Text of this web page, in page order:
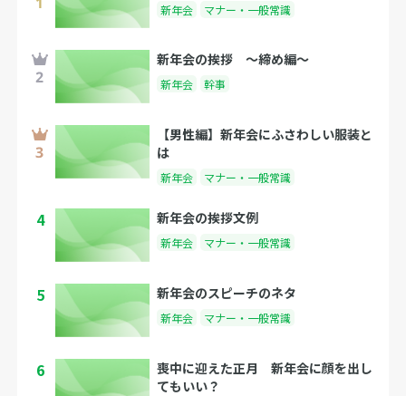
新年会 マナー・一般常識
新年会の挨拶 〜締め編〜
新年会 幹事
【男性編】新年会にふさわしい服装と
は
新年会 マナー・一般常識
4 新年会の挨拶文例
新年会 マナー・一般常識
5 新年会のスピーチのネタ
新年会 マナー・一般常識
6
喪中に迎えた正月 新年会に顔を出し
てもいい？